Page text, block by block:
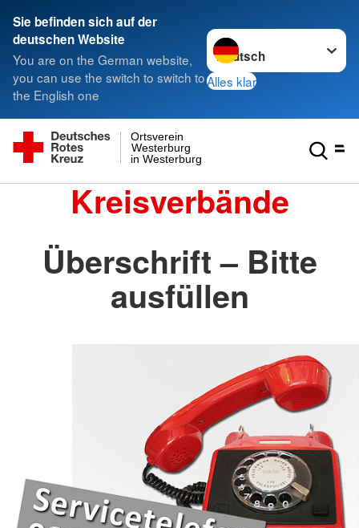
Sie befinden sich auf der
deutschen Website
You are on the German website,
you can use the switch to switch to
the English one
Sprache wechseln zu
Alles klar
in Westerburg
Westerburg
Ortsverein
Kreisverbände
Überschrift – Bitte
ausfüllen